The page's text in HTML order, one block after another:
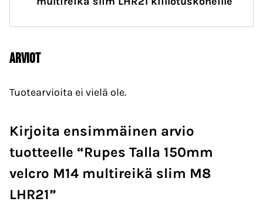
Arviot
Tuotearvioita ei vielä ole.
Kirjoita ensimmäinen arvio
tuotteelle “Rupes Talla 150mm
velcro M14 multireikä slim M8
LHR21”